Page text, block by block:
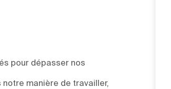
pour dépasser nos
manière de travailler,